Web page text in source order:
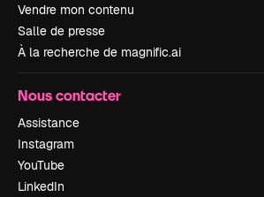
Vendre mon contenu
Salle de presse
À la recherche de magnific.ai
Nous contacter
Assistance
Instagram
YouTube
LinkedIn